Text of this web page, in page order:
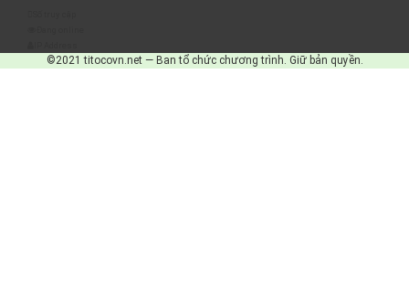
©2021 titocovn.net — Ban tổ chức chương trình. Giữ bản quyền.